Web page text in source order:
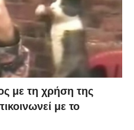
με τη χρήση της
με το